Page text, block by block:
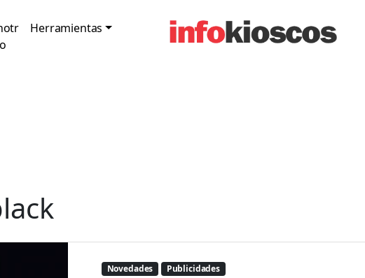
Herramientas
Novedades Publicidades